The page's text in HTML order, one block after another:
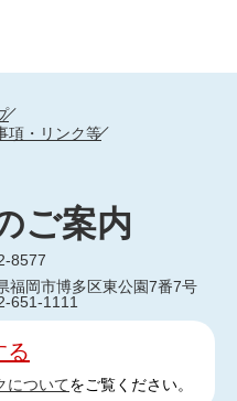
項・リンク等
ご案内
8577
福岡市博多区東公園7番7号
651-1111
る
についてをご覧ください。